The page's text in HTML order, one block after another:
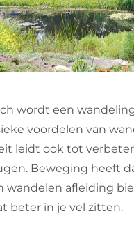
wordt een
voordelen van
leidt ook tot
Beweging heeft
wandelen afleiding
beter in je vel zitten.